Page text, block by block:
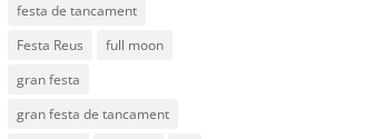
festa de tancament
Festa Reus
full moon
gran festa
gran festa de tancament